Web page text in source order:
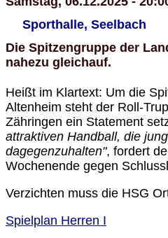
Sporthalle, Seelbach
Die Spitzengruppe der
nahezu gleichauf.
Heißt im Klartext: Um die
Altenheim steht der Roll-
Zähringen ein Statement
attraktiven Handball, die
dagegenzuhalten", fordert
Wochenende gegen
Verzichten muss die HSG
Spielplan Herren I